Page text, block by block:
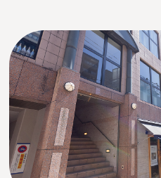
施設情報
支援サービス
託児・子育て支援
起業相談・支援
オフィス支援
イベント・お知らせ